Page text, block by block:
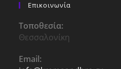
Επικοινωνία
Τοποθεσία:
Θεσσαλονίκη
Email: